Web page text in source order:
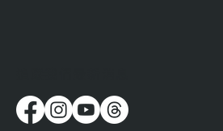
流浪時，人都在想些什麼呢？